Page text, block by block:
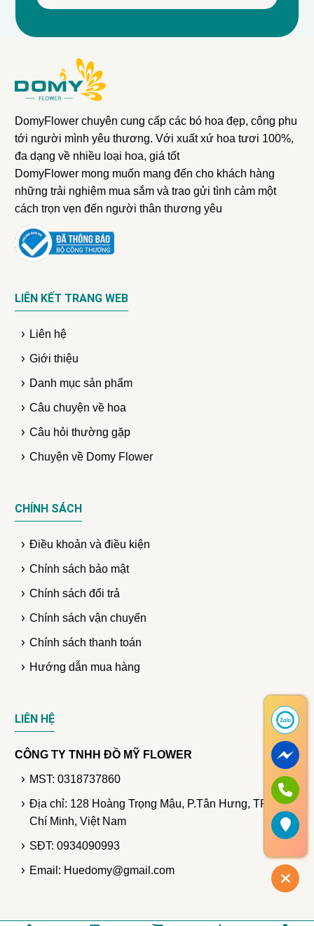
DomyFlower chuyên cung cấp các bó hoa đẹp, công phu
tới người mình yêu thương. Với xuất xứ hoa tươi 100%,
đa dạng về nhiều loại hoa, giá tốt
DomyFlower mong muốn mang đến cho khách hàng
những trải nghiệm mua sắm và trao gửi tình cảm một
cách trọn vẹn đến người thân thương yêu
LIÊN KẾT TRANG WEB
Liên hệ
Giới thiệu
Danh mục sản phẩm
Câu chuyện về hoa
Câu hỏi thường gặp
Chuyện về Domy Flower
CHÍNH SÁCH
Điều khoản và điều kiện
Chính sách bảo mật
Chính sách đổi trả
Chính sách vận chuyển
Chính sách thanh toán
Hướng dẫn mua hàng
LIÊN HỆ
CÔNG TY TNHH ĐỒ MỸ FLOWER
MST: 0318737860
Địa chỉ: 128 Hoàng Trọng Mậu, P.Tân Hưng, TP. Hồ
Chí Minh, Việt Nam
SĐT: 0934090993
Email: Huedomy@gmail.com